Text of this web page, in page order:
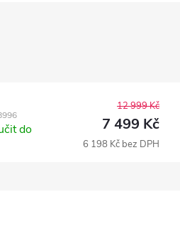
do
12 999 Kč
7 499 Kč
6 198 Kč bez DPH